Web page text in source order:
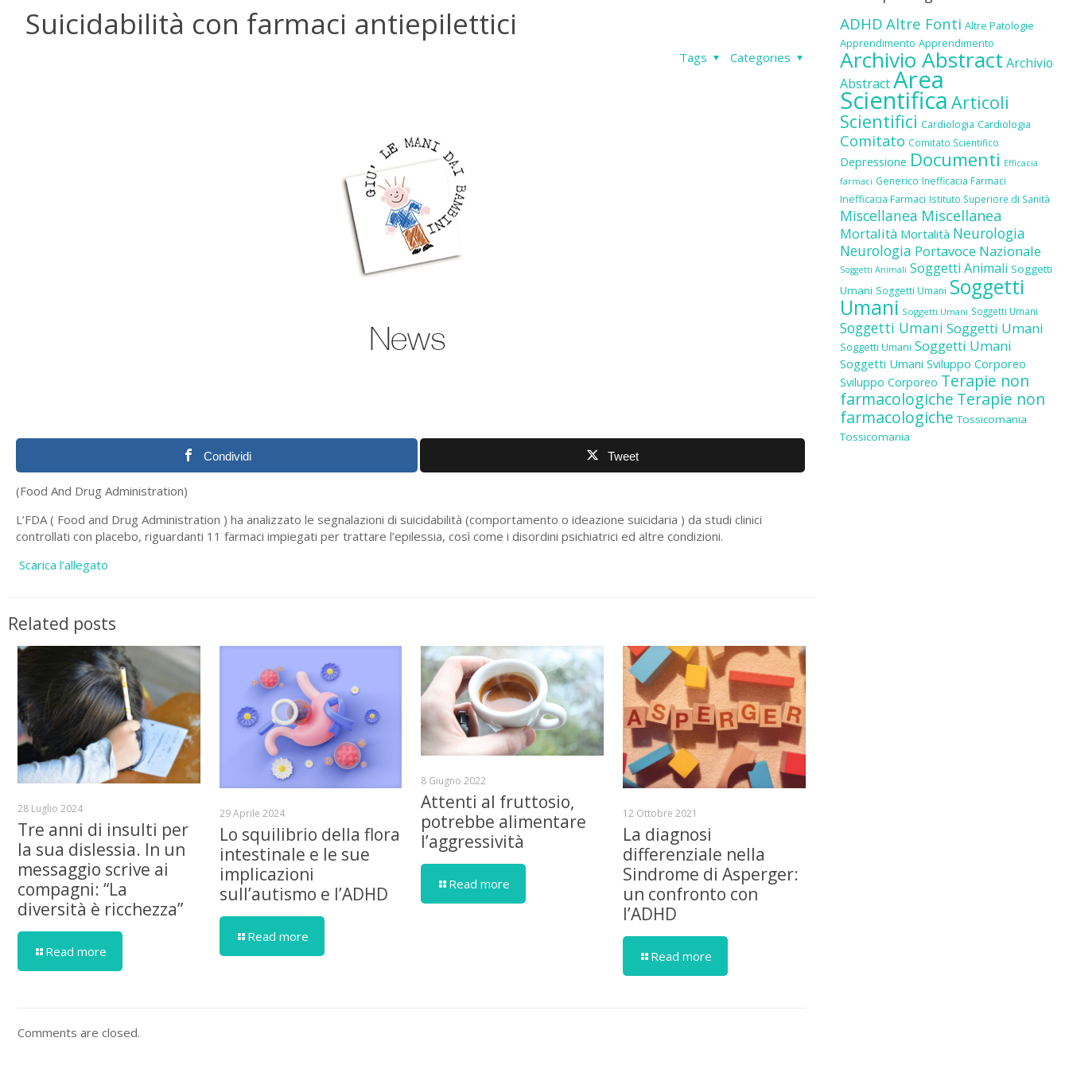
Suicidabilità con farmaci antiepilettici
Categories
Tags
Condividi Tweet
(Food And Drug Administration)
L’FDA ( Food and Drug Administration ) ha analizzato le segnalazioni di suicidabilità (comportamento o ideazione suicidaria ) da studi clinici
controllati con placebo, riguardanti 11 farmaci impiegati per trattare l’epilessia, così come i disordini psichiatrici ed altre condizioni.
Scarica l’allegato
Related posts
28 Luglio 2024
Tre anni di insulti per
la sua dislessia. In un
messaggio scrive ai
compagni: “La
diversità è ricchezza”
Read more
29 Aprile 2024
Lo squilibrio della flora
intestinale e le sue
implicazioni
sull’autismo e l’ADHD
Read more
8 Giugno 2022
Attenti al fruttosio,
potrebbe alimentare
l’aggressività
Read more
12 Ottobre 2021
La diagnosi
differenziale nella
Sindrome di Asperger:
un confronto con
l’ADHD
Read more
Comments are closed.
ADHD Altre Fonti Altre Patologie
Apprendimento Apprendimento
Archivio Abstract Archivio
AbstractArea
Scientifica Articoli
Scientifici Cardiologia Cardiologia
Comitato Comitato Scientifico
Depressione Documenti Efficacia
farmaci Generico Inefficacia Farmaci
Inefficacia Farmaci Istituto Superiore di Sanità
Miscellanea Miscellanea
Mortalità Mortalità Neurologia
Neurologia Portavoce Nazionale
Soggetti Animali Soggetti Animali Soggetti
Umani Soggetti Umani Soggetti
Umani Soggetti Umani Soggetti Umani
Soggetti Umani Soggetti Umani
Soggetti Umani Soggetti Umani
Soggetti Umani Sviluppo Corporeo
Sviluppo Corporeo Terapie non
farmacologiche Terapie non
farmacologiche Tossicomania
Tossicomania